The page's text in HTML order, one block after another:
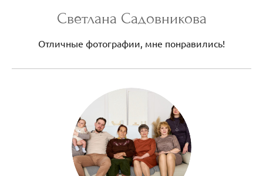
Светлана Садовникова
Отличные фотографии, мне понравились!